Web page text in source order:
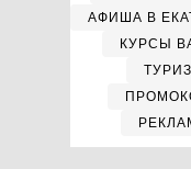
АФИША В
КУРСЫ